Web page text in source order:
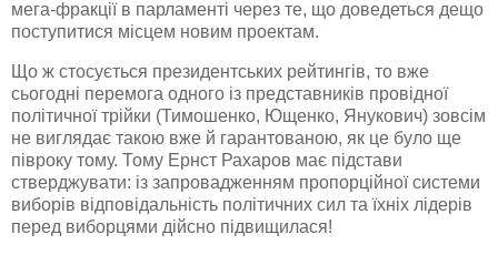
мега-фракції в парламенті через те, що доведеться дещо
поступитися місцем новим проектам.
Що ж стосується президентських рейтингів, то вже
сьогодні перемога одного із представників провідної
політичної трійки (Тимошенко, Ющенко, Янукович) зовсім
не виглядає такою вже й гарантованою, як це було ще
півроку тому. Тому Ернст Рахаров має підстави
стверджувати: із запровадженням пропорційної системи
виборів відповідальність політичних сил та їхніх лідерів
перед виборцями дійсно підвищилася!